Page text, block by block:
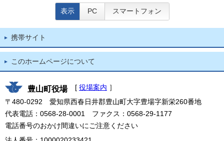
表示 PC スマートフォン
携帯サイト
このホームページについて
豊山町役場 [ 役場案内 ］
〒480-0292 愛知県西春日井郡豊山町大字豊場字新栄260番地
代表電話：0568-28-0001 ファクス：0568-29-1177
電話番号のおかけ間違いにご注意ください